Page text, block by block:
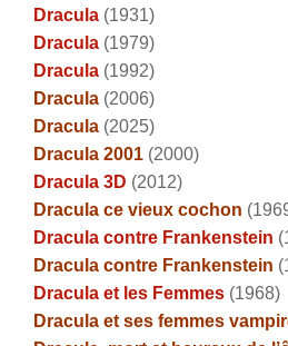
Dracula (1931)
Dracula (1979)
Dracula (1992)
Dracula (2006)
Dracula (2025)
Dracula 2001 (2000)
Dracula 3D (2012)
Dracula ce vieux cochon
Dracula contre Frankenstein
Dracula contre Frankenstein
Dracula et les Femmes (1968)
Dracula et ses femmes